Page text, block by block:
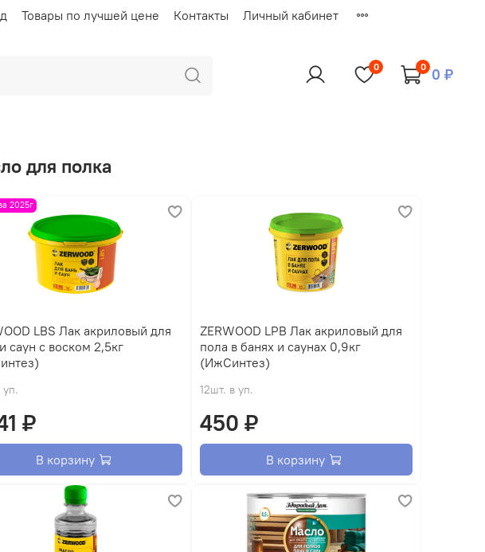
Товары по лучшей цене Контакты Личный кабинет
0 0 0 ₽
для полка
2025г
LBS Лак акриловый для
саун с воском 2,5кг
₽
В корзину
ZERWOOD LPB Лак акриловый для
пола в банях и саунах 0,9кг
(ИжСинтез)
12шт. в уп.
450 ₽
В корзину